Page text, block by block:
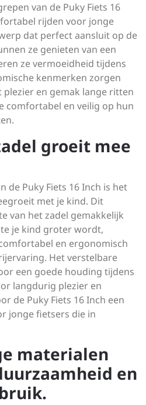
van de Puky Fiets 16
rijden voor jonge
dat perfect aansluit op de
ze genieten van een
ze vermoeidheid tijdens
kenmerken zorgen
en gemak lange ritten
comfortabel en veilig op hun
groeit mee
de Puky Fiets 16 Inch is het
met je kind. Dit
van het zadel gemakkelijk
je kind groter wordt,
en ergonomisch
Het verstelbare
een goede houding tijdens
langdurig plezier en
de Puky Fiets 16 Inch een
jonge fietsers die in
materialen
en